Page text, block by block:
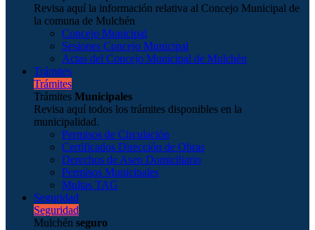
Revisa aquí la información relativa al Concejo Municipal de
la comuna de Mulchén
Concejo Municipal
Sesiones Concejo Municipal
Actas del Concejo Municipal de Mulchén
Trámites
Trámites
Trámites Municipales
Revisa aquí todos los trámites disponibles en la
municipalidad.
Permisos de Circulación
Certificados Dirección de Obras
Derechos de Aseo Domiciliario
Permisos Municipales
Multas TAG
Seguridad
Seguridad
Mulchén seguro